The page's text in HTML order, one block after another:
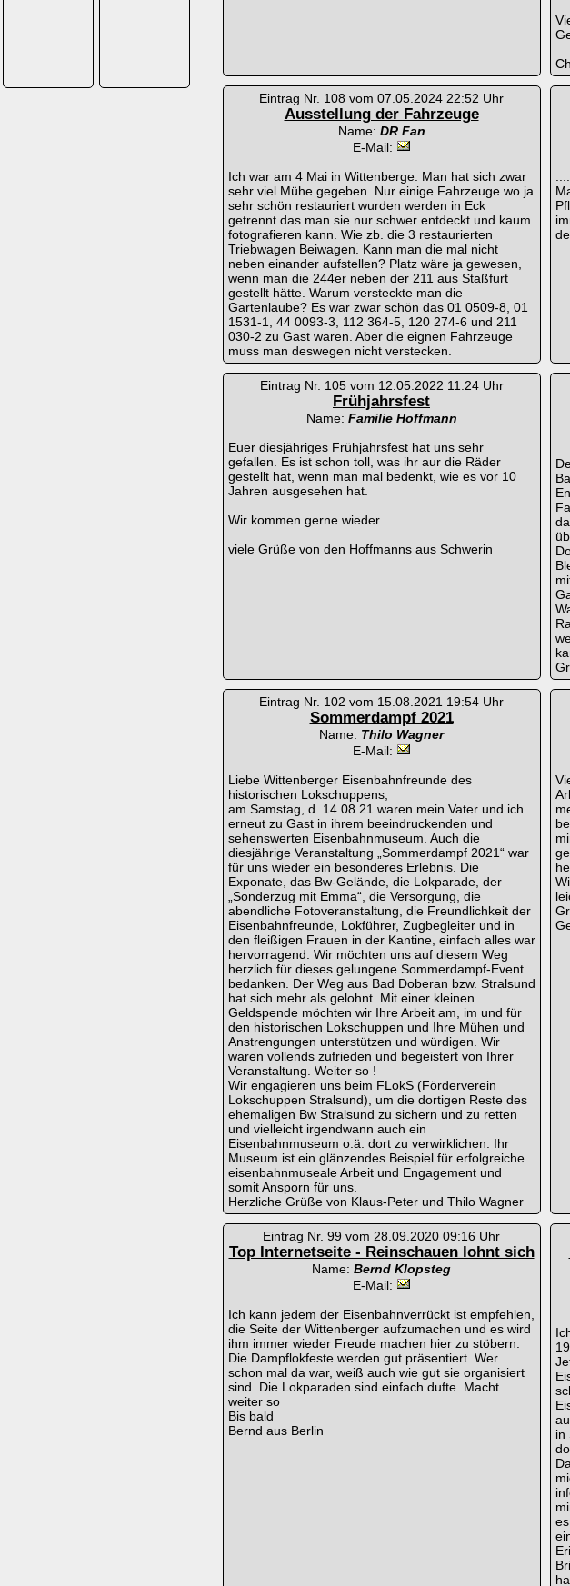
Eintrag Nr. 108 vom 07.05.2024 22:52 Uhr
Ausstellung der Fahrzeuge
Name: DR Fan
E-Mail:
Ich war am 4 Mai in Wittenberge. Man hat sich zwar
sehr viel Mühe gegeben. Nur einige Fahrzeuge wo ja
sehr schön restauriert wurden werden in Eck
getrennt das man sie nur schwer entdeckt und kaum
fotografieren kann. Wie zb. die 3 restaurierten
Triebwagen Beiwagen. Kann man die mal nicht
neben einander aufstellen? Platz wäre ja gewesen,
wenn man die 244er neben der 211 aus Staßfurt
gestellt hätte. Warum versteckte man die
Gartenlaube? Es war zwar schön das 01 0509-8, 01
1531-1, 44 0093-3, 112 364-5, 120 274-6 und 211
030-2 zu Gast waren. Aber die eignen Fahrzeuge
muss man deswegen nicht verstecken.
Eintrag Nr. 105 vom 12.05.2022 11:24 Uhr
Frühjahrsfest
Name: Familie Hoffmann
Euer diesjähriges Frühjahrsfest hat uns sehr
gefallen. Es ist schon toll, was ihr aur die Räder
gestellt hat, wenn man mal bedenkt, wie es vor 10
Jahren ausgesehen hat.
Wir kommen gerne wieder.
viele Grüße von den Hoffmanns aus Schwerin
Eintrag Nr. 102 vom 15.08.2021 19:54 Uhr
Sommerdampf 2021
Name: Thilo Wagner
E-Mail:
Liebe Wittenberger Eisenbahnfreunde des
historischen Lokschuppens,
am Samstag, d. 14.08.21 waren mein Vater und ich
erneut zu Gast in ihrem beeindruckenden und
sehenswerten Eisenbahnmuseum. Auch die
diesjährige Veranstaltung „Sommerdampf 2021“ war
für uns wieder ein besonderes Erlebnis. Die
Exponate, das Bw-Gelände, die Lokparade, der
„Sonderzug mit Emma“, die Versorgung, die
abendliche Fotoveranstaltung, die Freundlichkeit der
Eisenbahnfreunde, Lokführer, Zugbegleiter und in
den fleißigen Frauen in der Kantine, einfach alles war
hervorragend. Wir möchten uns auf diesem Weg
herzlich für dieses gelungene Sommerdampf-Event
bedanken. Der Weg aus Bad Doberan bzw. Stralsund
hat sich mehr als gelohnt. Mit einer kleinen
Geldspende möchten wir Ihre Arbeit am, im und für
den historischen Lokschuppen und Ihre Mühen und
Anstrengungen unterstützen und würdigen. Wir
waren vollends zufrieden und begeistert von Ihrer
Veranstaltung. Weiter so !
Wir engagieren uns beim FLokS (Förderverein
Lokschuppen Stralsund), um die dortigen Reste des
ehemaligen Bw Stralsund zu sichern und zu retten
und vielleicht irgendwann auch ein
Eisenbahnmuseum o.ä. dort zu verwirklichen. Ihr
Museum ist ein glänzendes Beispiel für erfolgreiche
eisenbahnmuseale Arbeit und Engagement und
somit Ansporn für uns.
Herzliche Grüße von Klaus-Peter und Thilo Wagner
Eintrag Nr. 99 vom 28.09.2020 09:16 Uhr
Top Internetseite - Reinschauen lohnt sich
Name: Bernd Klopsteg
E-Mail:
Ich kann jedem der Eisenbahnverrückt ist empfehlen,
die Seite der Wittenberger aufzumachen und es wird
ihm immer wieder Freude machen hier zu stöbern.
Die Dampflokfeste werden gut präsentiert. Wer
schon mal da war, weiß auch wie gut sie organisiert
sind. Die Lokparaden sind einfach dufte. Macht
weiter so
Bis bald
Bernd aus Berlin
in